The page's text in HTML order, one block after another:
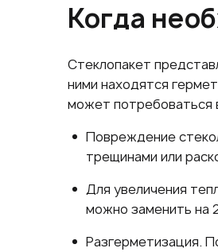
Когда
Стеклопакет
ними находятся
может потребоваться
Повреждение
трещинами или
Для увеличения
можно заменить на
Разгерметизация.